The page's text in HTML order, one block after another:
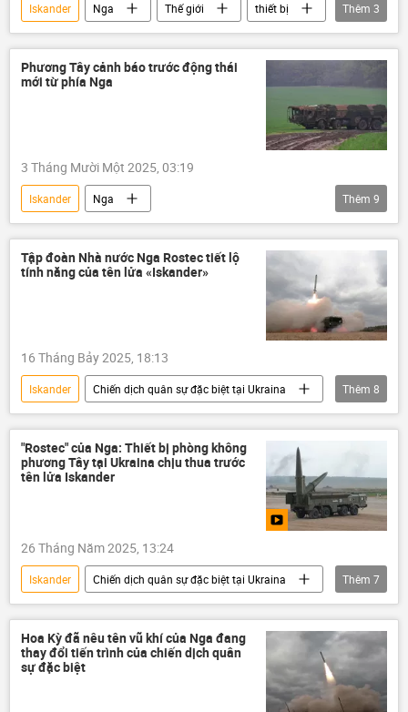
Iskander Nga Thế giới
thiết bị
Thiết bị quân sự
Quân sự
Tổ hợp tên lửa dàn "Topol"
Thêm 3
Phương Tây cảnh báo trước động thái
mới từ phía Nga
3 Tháng Mười Một 2025, 03:19
Iskander
Nga
Chiến dịch quân sự đặc biệt tại Ukraina
Cuộc khủng hoảng ở Ukraina
Ukraina
Tên lửa "Iskander"
Thế giới
Iskander-M
Thêm 9
Tập đoàn Nhà nước Nga Rostec tiết lộ
tính năng của tên lửa «Iskander»
16 Tháng Bảy 2025, 18:13
Iskander
Chiến dịch quân sự đặc biệt tại Ukraina
tập đoàn nhà nước
Nga
NATO
Thế giới
"Rostec"
Sputnik
Quân sự
Ukraina
Thêm 8
"Rostec" của Nga: Thiết bị phòng không
phương Tây tại Ukraina chịu thua trước
tên lửa Iskander
26 Tháng Năm 2025, 13:24
Iskander
Chiến dịch quân sự đặc biệt tại Ukraina
Nga
Cuộc khủng hoảng ở Ukraina
Ukraina
xung đột quân sự
Thế giới
Quân sự "Rostec"
Thêm 7
Hoa Kỳ đã nêu tên vũ khí của Nga đang
thay đổi tiến trình của chiến dịch quân
sự đặc biệt